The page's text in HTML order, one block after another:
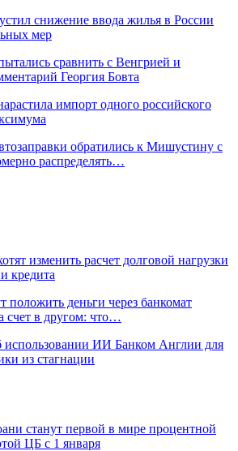
снижение ввода жилья в России
мер
сравнить с Венгрией и
Георгия Бовта
импорт одного российского
обратились к Мишустину с
распределять…
изменить расчет долговой нагрузки
кредита
положить деньги через банкомат
счет в другом: что…
ИИ Банком Англии для
из стагнации
станут первой в мире процентной
ЦБ с 1 января